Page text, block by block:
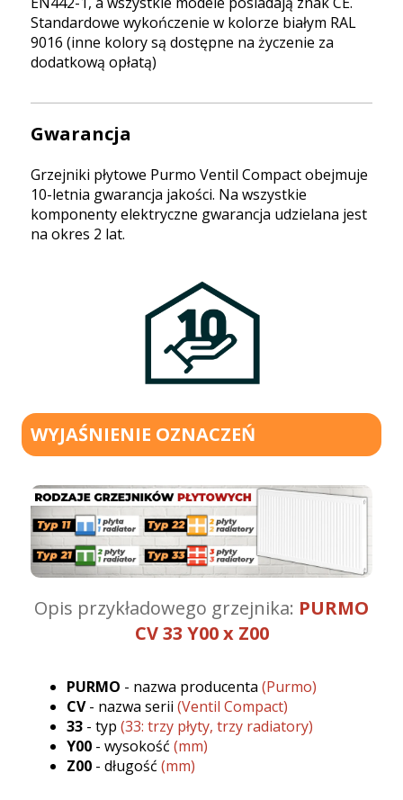
Standardowe wykończenie w kolorze białym RAL
9016 (inne kolory są dostępne na życzenie za
dodatkową opłatą)
Gwarancja
Grzejniki płytowe Purmo Ventil Compact obejmuje
10-letnia gwarancja jakości. Na wszystkie
komponenty elektryczne gwarancja udzielana jest
na okres 2 lat.
WYJAŚNIENIE OZNACZEŃ
Opis przykładowego grzejnika: PURMO
CV 33 Y00 x Z00
PURMO - nazwa producenta (Purmo)
CV- nazwa serii (Ventil Compact)
33 - typ (33: trzy płyty, trzy radiatory)
Y00 - wysokość (mm)
Z00 - długość (mm)